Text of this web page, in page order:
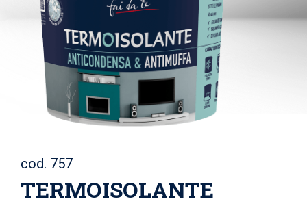
cod. 757
TERMOISOLANTE